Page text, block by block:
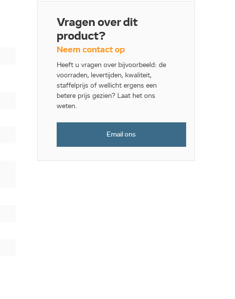
Vragen over dit
product?
Neem contact op
Heeft u vragen over bijvoorbeeld: de
voorraden, levertijden, kwaliteit,
staffelprijs of wellicht ergens een
betere prijs gezien? Laat het ons
weten.
Email ons